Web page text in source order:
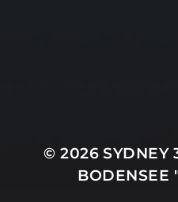
© 2026SYDNEY
BODENSEE